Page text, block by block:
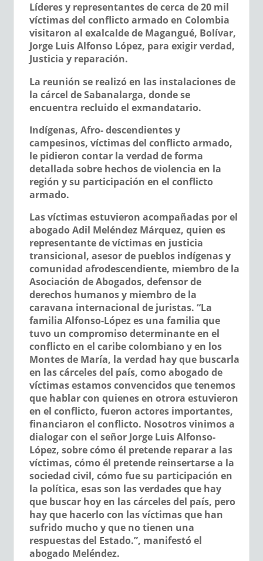
Líderes y representantes de cerca de 20 mil
víctimas del conflicto armado en Colombia
visitaron al exalcalde de Magangué, Bolívar,
Jorge Luis Alfonso López, para exigir verdad,
Justicia y reparación.
La reunión se realizó en las instalaciones de
la cárcel de Sabanalarga, donde se
encuentra recluido el exmandatario.
Indígenas, Afro- descendientes y
campesinos, víctimas del conflicto armado,
le pidieron contar la verdad de forma
detallada sobre hechos de violencia en la
región y su participación en el conflicto
armado.
Las víctimas estuvieron acompañadas por el
abogado Adil Meléndez Márquez, quien es
representante de víctimas en justicia
transicional, asesor de pueblos indígenas y
comunidad afrodescendiente, miembro de la
Asociación de Abogados, defensor de
derechos humanos y miembro de la
caravana internacional de juristas. “La
familia Alfonso-López es una familia que
tuvo un compromiso determinante en el
conflicto en el caribe colombiano y en los
Montes de María, la verdad hay que buscarla
en las cárceles del país, como abogado de
víctimas estamos convencidos que tenemos
que hablar con quienes en otrora estuvieron
en el conflicto, fueron actores importantes,
financiaron el conflicto. Nosotros vinimos a
dialogar con el señor Jorge Luis Alfonso-
López, sobre cómo él pretende reparar a las
víctimas, cómo él pretende reinsertarse a la
sociedad civil, cómo fue su participación en
la política, esas son las verdades que hay
que buscar hoy en las cárceles del país, pero
hay que hacerlo con las víctimas que han
sufrido mucho y que no tienen una
respuestas del Estado.”, manifestó el
abogado Meléndez.